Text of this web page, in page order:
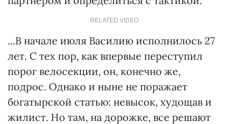
RELATED VIDEO
...В начале июля Василию исполнилось 27
лет. С тех пор, как впервые переступил
порог велосекции, он, конечно же,
подрос. Однако и ныне не поражает
богатырской статью: невысок, худощав и
жилист. Но там, на дорожке, все решают